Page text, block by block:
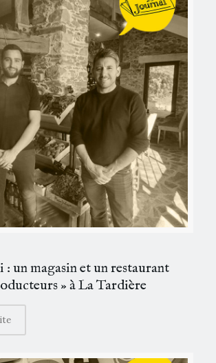
: un magasin et un restaurant
» à La Tardière